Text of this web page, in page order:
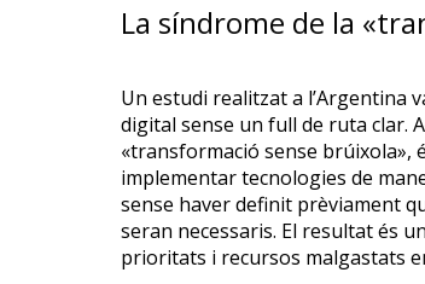
La síndrome de la
Un estudi realitzat a l’Argentina
digital sense un full de ruta clar.
«transformació sense brúixola»,
implementar tecnologies de
sense haver definit prèviament
seran necessaris. El resultat és
prioritats i recursos malgastats